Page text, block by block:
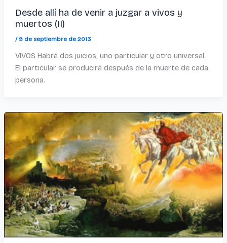
Desde allí ha de venir a juzgar a vivos y
muertos (II)
/ 9 de septiembre de 2013
VIVOS Habrá dos juicios, uno particular y otro universal.
El particular se producirá después de la muerte de cada
persona.